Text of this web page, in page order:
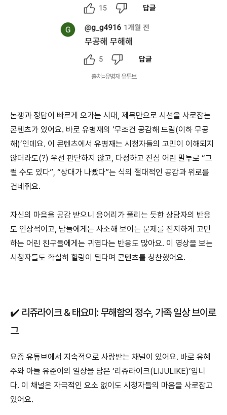
출처=유병재 유튜브
논쟁과 정답이 빠르게 오가는 시대, 제목만으로 시선을 사로잡는
콘텐츠가 있어요. 바로 유병재의 ‘무조건 공감해 드림(이하 무공
해)’인데요. 이 콘텐츠에서 유병재는 시청자들의 고민이 이해되지
않더라도(?) 우선 판단하지 않고, 다정하고 진심 어린 말투로 “그
럴 수도 있다”, “상대가 나빴다”는 식의 절대적인 공감과 위로를
건네줘요.
자신의 마음을 공감 받으니 응어리가 풀리는 듯한 상담자의 반응
도 인상적이고, 남들에게는 사소해 보이는 문제를 진지하게 고민
하는 어린 친구들에게는 귀엽다는 반응도 많아요. 이 영상을 보는
시청자들도 확실히 힐링이 된다며 콘텐츠를 칭찬했어요.
✔️ 리쥬라이크 & 태요미: 무해함의 정수​, 가족 일상 브이로
그
요즘 유튜브에서 지속적으로 사랑받는 채널이 있어요. 바로 유혜
주와 아들 유준이의 일상을 담은 ‘리쥬라이크(LIJULIKE)’입니
다. 이 채널은 자극적인 요소 없이도 시청자들의 마음을 사로잡고
있어요.